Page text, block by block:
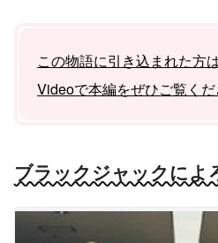
この物語に引き込まれた方
Videoで本編をぜひご覧くだ
ブラックジャックによ